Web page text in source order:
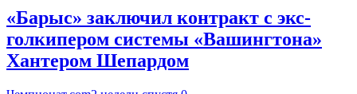
«Барыс» заключил контракт с экс-
голкипером системы «Вашингтона»
Хантером Шепардом